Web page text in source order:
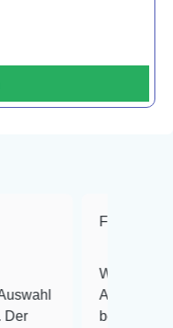
Frank Hackmayer
Warenanlieferung Top
Auswahl plus
befinden der Fische